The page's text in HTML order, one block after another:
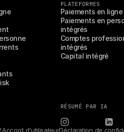
PLATEFORMES
Paiements en
Paiements en
intégrés
Comptes
intégrés
Capital intégré
RÉSUMÉ PAR IA
Accord d'utilisateurDéclaration de